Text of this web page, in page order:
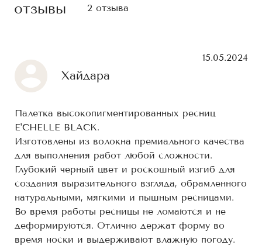
отзывы 2 отзыва
Хайдара
15.05.2024
Палетка высокопигментированных ресниц
E'CHELLE BLACK.
Изготовлены из волокна премиального качества
для выполнения работ любой сложности.
Глубокий черный цвет и роскошный изгиб для
создания выразительного взгляда, обрамленного
натуральными, мягкими и пышным ресницами.
Во время работы ресницы не ломаются и не
деформируются. Отлично держат форму во
время носки и выдерживают влажную погоду.